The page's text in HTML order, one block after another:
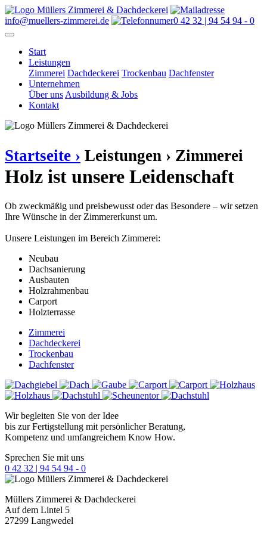
info@muellers-zimmerei.de 0 42 32 | 94 54 94 - 0
Start
Leistungen
Zimmerei Dachdeckerei Trockenbau Dachfenster
Unternehmen
Über uns Ausbildung & Jobs
Kontakt
Startseite › Leistungen › Zimmerei
Holz ist unsere Leidenschaft
Ob zweckmäßig und preisbewusst oder das Besondere – wir setzen
Ihre Wünsche in der Zimmererkunst um.
Unsere Leistungen im Bereich Zimmerei:
Neubau
Dachsanierung
Ausbauten
Holzrahmenbau
Carport
Holzterrasse
Zimmerei
Dachdeckerei
Trockenbau
Dachfenster
Wir begleiten Sie von der Idee
bis zur Fertigstellung mit persönlicher Beratung,
Kompetenz und umfangreichem Know How.
Sprechen Sie mit uns
0 42 32 | 94 54 94 - 0
Müllers Zimmerei & Dachdeckerei
Auf dem Lintel 5
27299 Langwedel